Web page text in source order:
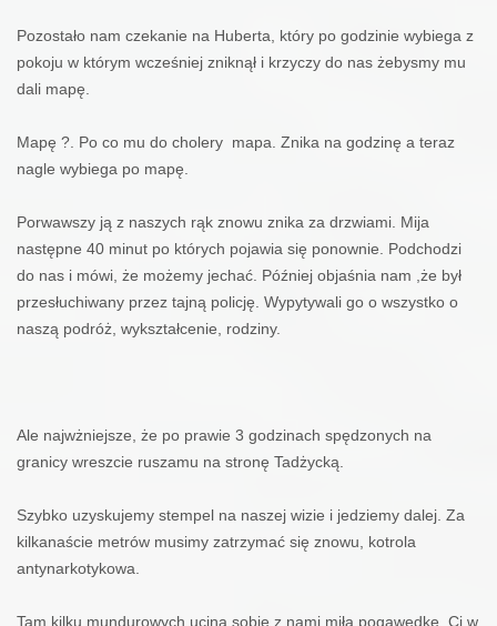
Pozostało nam czekanie na Huberta, który po godzinie wybiega z
pokoju w którym wcześniej zniknął i krzyczy do nas żebysmy mu
dali mapę.
Mapę ?. Po co mu do cholery mapa. Znika na godzinę a teraz
nagle wybiega po mapę.
Porwawszy ją z naszych rąk znowu znika za drzwiami. Mija
następne 40 minut po których pojawia się ponownie. Podchodzi
do nas i mówi, że możemy jechać. Później objaśnia nam ,że był
przesłuchiwany przez tajną policję. Wypytywali go o wszystko o
naszą podróż, wykształcenie, rodziny.
Ale najwżniejsze, że po prawie 3 godzinach spędzonych na
granicy wreszcie ruszamu na stronę Tadżycką.
Szybko uzyskujemy stempel na naszej wizie i jedziemy dalej. Za
kilkanaście metrów musimy zatrzymać się znowu, kotrola
antynarkotykowa.
Tam kilku mundurowych ucina sobie z nami miłą pogawedkę. Ci w